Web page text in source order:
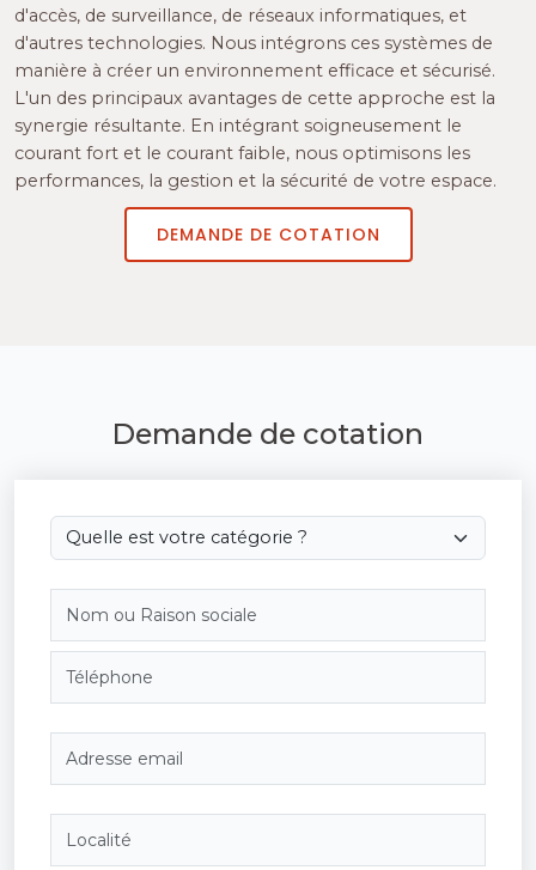
d'accès, de surveillance, de réseaux informatiques, et
d'autres technologies. Nous intégrons ces systèmes de
manière à créer un environnement efficace et sécurisé.
L'un des principaux avantages de cette approche est la
synergie résultante. En intégrant soigneusement le
courant fort et le courant faible, nous optimisons les
performances, la gestion et la sécurité de votre espace.
DEMANDE DE COTATION
Demande de cotation